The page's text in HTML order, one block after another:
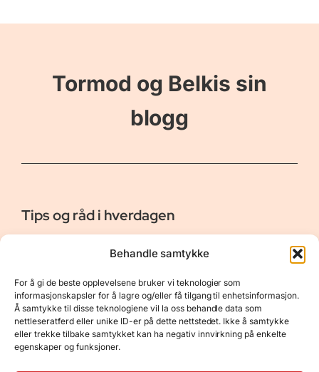
Behandle samtykke
For å gi de beste opplevelsene bruker vi teknologier som
informasjonskapsler for å lagre og/eller få tilgang til enhetsinformasjon.
Å samtykke til disse teknologiene vil la oss behandle data som
nettleseratferd eller unike ID-er på dette nettstedet. Ikke å samtykke
eller trekke tilbake samtykket kan ha negativ innvirkning på enkelte
egenskaper og funksjoner.
Tormod og Belkis sin
blogg
Tips og råd i hverdagen
Er vår bloggside hvor vi ønsker å dele våre opplevelser og
gi deg råd og tips innen reiser, hotell - og restauranter,
naturopplevelser, personlig pleie, data, film og bøker m.m.
Nyttige Linker
Om oss
Kontakt
Resurser
Personvernerklæring
Opphavsrett